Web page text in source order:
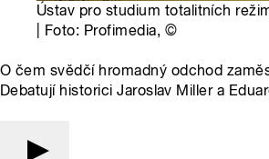
Ústav pro studium totalitních
| Foto: Profimedia, ©
O čem svědčí hromadný odchod
Debatují historici Jaroslav Miller a